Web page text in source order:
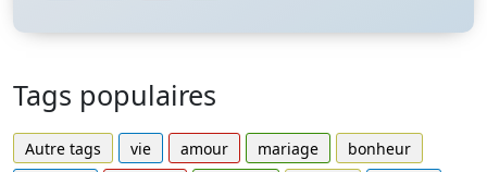
Tags populaires
Autre tags vie amour mariage
bonheur